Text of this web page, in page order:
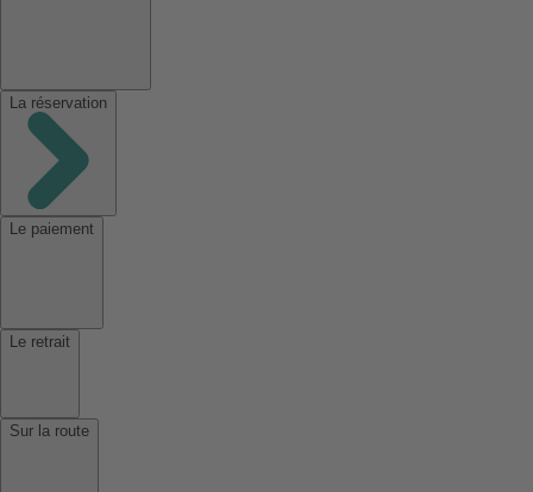
La réservation
Le paiement
Le retrait
Sur la route